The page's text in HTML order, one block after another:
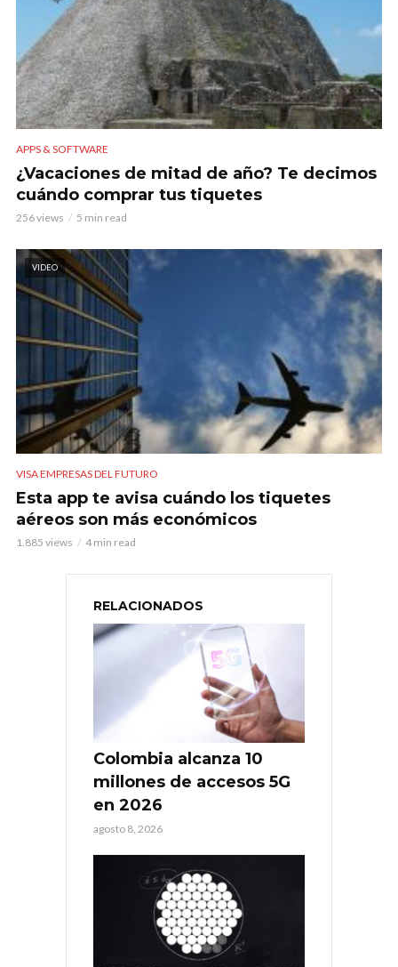
APPS & SOFTWARE
¿Vacaciones de mitad de año? Te decimos
cuándo comprar tus tiquetes
256 views 5 min read
VIDEO
VISA EMPRESAS DEL FUTURO
Esta app te avisa cuándo los tiquetes
aéreos son más económicos
1.885 views 4 min read
RELACIONADOS
Colombia alcanza 10
millones de accesos 5G
en 2026
agosto 8, 2026